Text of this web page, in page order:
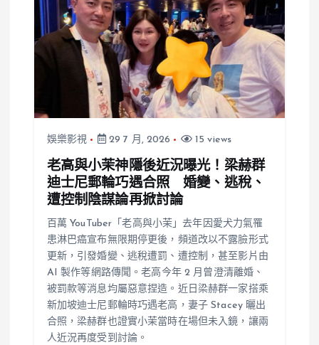
娛樂影視 29 7 月, 2026 15 views
老高與小茉神隱後近況曝光！梁赫群
迪士尼郵輪巧遇合照 婚變、逃稅、
遭控制陰謀論再掀討論
百萬 YouTuber「老高與小茉」去年因愛犬力氣罹
患淋巴癌宣布無限期停更後，頻道改以不露臉形式
更新，引發婚變、逃稅遭罰、遭控制，甚至影片由
AI 製作等網路傳聞。老高今年 2 月曾澄清離婚、
被罰款等消息均屬惡意捏造。近日梁赫群一家搭乘
新加坡迪士尼郵輪時巧遇老高，妻子 Stacey 曬出
合照，梁赫群也證實小茉當時在場但未入鏡，讓兩
人近況再度受到討論。